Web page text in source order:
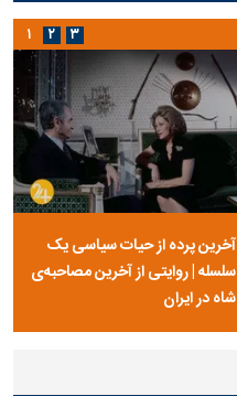
آخرین پرده از حیات سیاسی یک
سلسله | روایتی از آخرین مصاحبه‌ی
شاه در ایران
۱ ۲ ۳